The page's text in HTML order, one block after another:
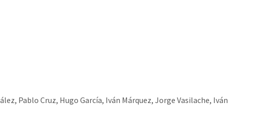
Pablo Cruz, Hugo García, Iván Márquez, Jorge Vasilache, Iván